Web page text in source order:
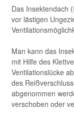
Das Insektendach
vor lästigen
Man kann das
mit Hilfe des
Ventilationslücke
des
abgenommen
verschoben oder